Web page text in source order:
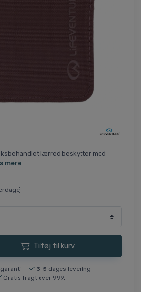
lærred beskytter mod
mere
Tilføj til kurv
3-5 dages levering
Gratis fragt over 999,-